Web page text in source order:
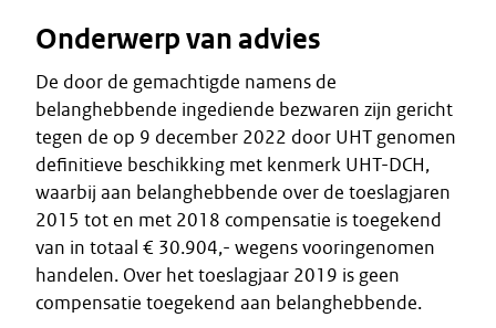
Onderwerp van advies
De door de gemachtigde namens de
belanghebbende ingediende bezwaren zijn gericht
tegen de op 9 december 2022 door UHT genomen
definitieve beschikking met kenmerk UHT-DCH,
waarbij aan belanghebbende over de toeslagjaren
2015 tot en met 2018 compensatie is toegekend
van in totaal € 30.904,- wegens vooringenomen
handelen. Over het toeslagjaar 2019 is geen
compensatie toegekend aan belanghebbende.